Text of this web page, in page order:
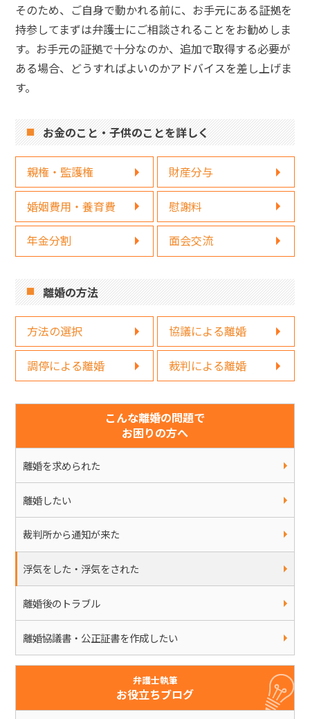
そのため、ご自身で動かれる前に、お手元にある証拠を
持参してまずは弁護士にご相談されることをお勧めしま
す。お手元の証拠で十分なのか、追加で取得する必要が
ある場合、どうすればよいのかアドバイスを差し上げま
す。
お金のこと・子供のことを詳しく
親権・監護権 財産分与
婚姻費用・養育費 慰謝料
年金分割 面会交流
離婚の方法
方法の選択 協議による離婚
調停による離婚 裁判による離婚
こんな離婚の問題で
お困りの方へ
離婚を求められた
離婚したい
裁判所から通知が来た
浮気をした・浮気をされた
離婚後のトラブル
離婚協議書・公正証書を作成したい
弁護士執筆
お役立ちブログ